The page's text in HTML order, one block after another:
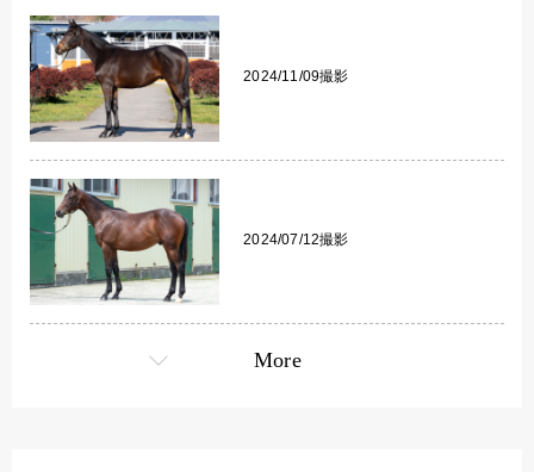
2024/11/09撮影
2024/07/12撮影
More